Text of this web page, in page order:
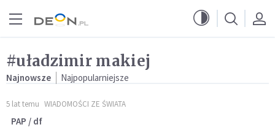
#uładzimir makiej
Najnowsze Najpopularniejsze
5 lat temu WIADOMOŚCI ZE ŚWIATA
PAP / df